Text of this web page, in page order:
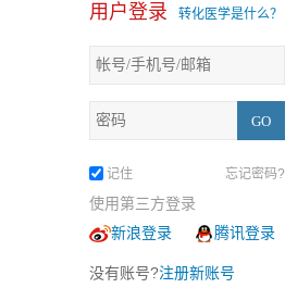
用户登录 转化医学是什么？
记住 忘记密码?
使用第三方登录
新浪登录
腾讯登录
没有账号?注册新账号